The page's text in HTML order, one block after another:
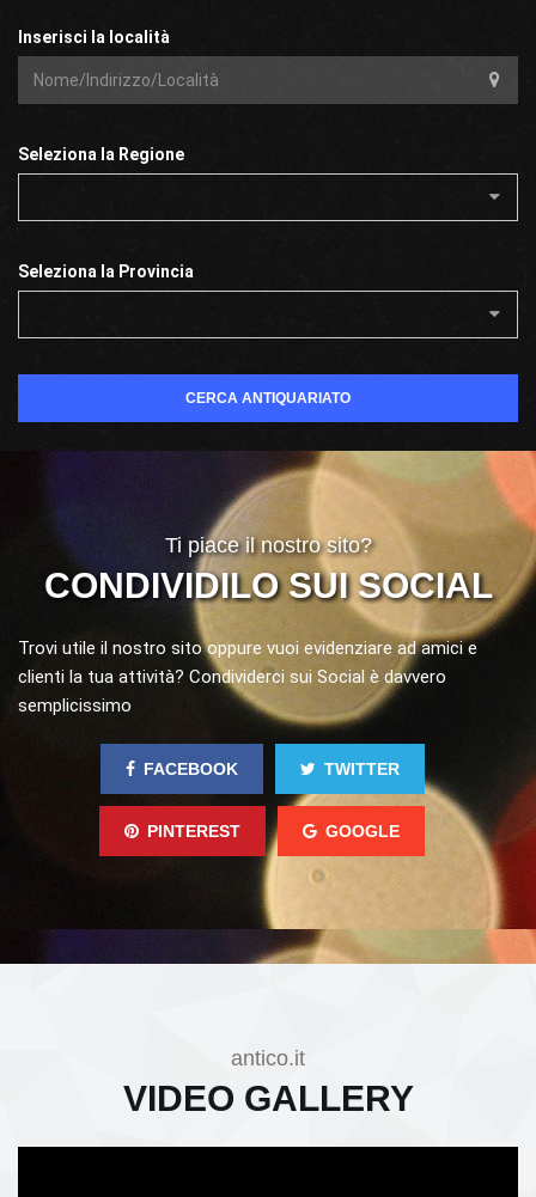
Inserisci la località
Seleziona la Regione
Seleziona la Provincia
CERCA ANTIQUARIATO
Ti piace il nostro sito?
CONDIVIDILO SUI SOCIAL
Trovi utile il nostro sito oppure vuoi evidenziare ad amici e
clienti la tua attività? Condividerci sui Social è davvero
semplicissimo
FACEBOOK TWITTER
PINTEREST GOOGLE
antico.it
VIDEO GALLERY